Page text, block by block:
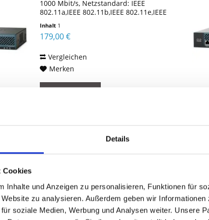
Details
Cookies
Inhalte und Anzeigen zu personalisieren, Funktionen für
zu analysieren. Außerdem geben wir
soziale Medien, Werbung und Analysen weiter. Unsere
1000 Mbit/s, Netzstandard: IEEE
802.11a,IEEE 802.11b,IEEE 802.11e,IEEE
802.1Q,IEEE..., Ethernet LAN
Datentransferraten: 10,100,1000...
Inhalt 1
179,00 €
Vergleichen
Merken
CISCO AIR-CT2504-HA-K9
mobilen Netzwerks können erhebliche
Betriebsausgaben verursachen. Durch
die Vereinfachung von Bereitstellung,
Betrieb und Management des
Netzwerks können Sie Ihre Kunden bei
Inhalt1